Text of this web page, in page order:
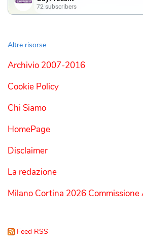
Altre risorse
Archivio 2007-2016
Cookie Policy
Chi Siamo
HomePage
Disclaimer
La redazione
Milano Cortina 2026 Commissione
Feed RSS